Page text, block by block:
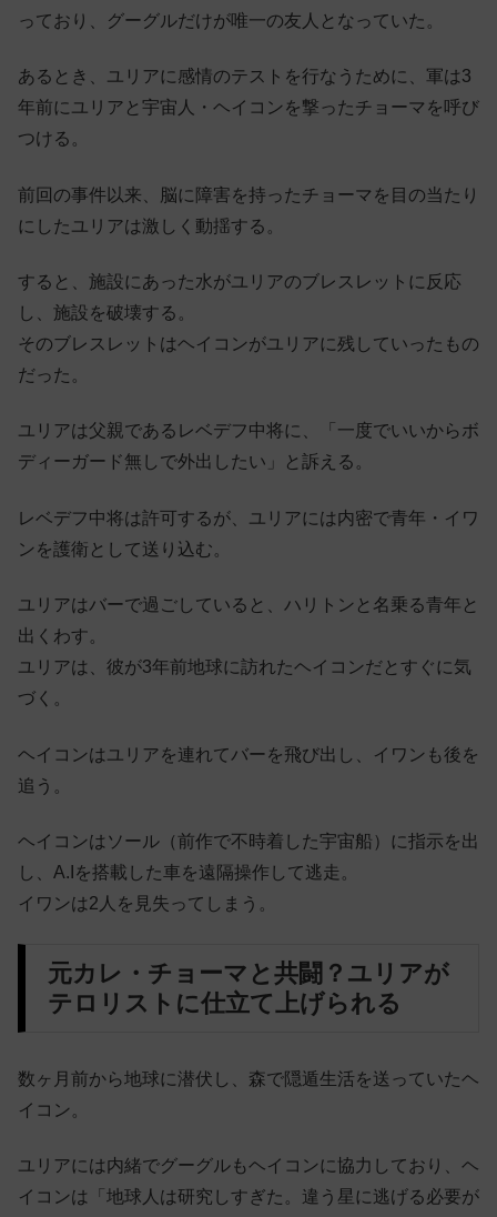
っており、
グーグルだけが唯一の友人となっていた。
あるとき、ユリアに感情のテストを行なうために、軍は3
年前にユリアと宇宙人・ヘイコンを撃ったチョーマを呼び
つける。
前回の事件以来、脳に障害を持ったチョーマを目の当たり
にしたユリアは激しく動揺する。
すると、施設にあった水がユリアのブレスレットに反応
し、施設を破壊する。
そのブレスレットはヘイコンがユリアに残していったもの
だった。
ユリアは父親であるレベデフ中将に、「一度でいいからボ
ディーガード無しで外出したい」と訴える。
レベデフ中将は許可するが、ユリアには内密で青年・イワ
ンを護衛として送り込む。
ユリアはバーで過ごしていると、ハリトンと名乗る青年と
出くわす。
ユリアは、彼が3年前地球に訪れたヘイコンだとすぐに気
づく。
ヘイコンはユリアを連れてバーを飛び出し、イワンも後を
追う。
ヘイコンはソール（前作で不時着した宇宙船）に指示を出
し、A.Iを搭載した車を遠隔操作して逃走。
イワンは2人を見失ってしまう。
元カレ・チョーマと共闘？ユリアが
テロリストに仕立て上げられる
数ヶ月前から地球に潜伏し、森で隠遁生活を送っていたヘ
イコン。
ユリアには内緒でグーグルもヘイコンに協力しており、ヘ
イコンは「地球人は研究しすぎた。違う星に逃げる必要が